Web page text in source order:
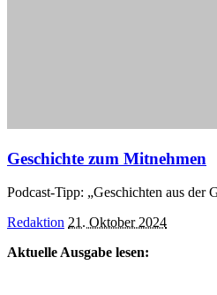
Geschichte zum Mitnehmen
Podcast-Tipp: „Geschichten aus der
Posted
Redaktion 21. Oktober 2024
Aktuelle Ausgabe lesen: